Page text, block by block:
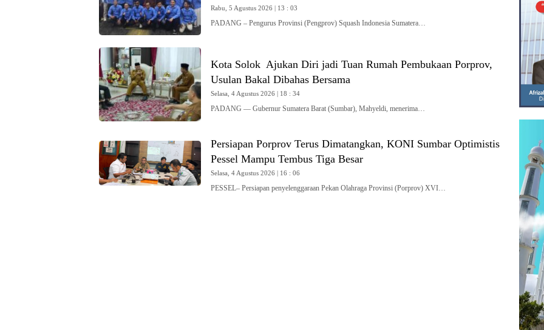
Rabu, 5 Agustus 2026 | 13 : 03
PADANG – Pengurus Provinsi (Pengprov) Squash Indonesia Sumatera…
Kota Solok Ajukan Diri jadi Tuan Rumah Pembukaan Porprov,
Usulan Bakal Dibahas Bersama
Selasa, 4 Agustus 2026 | 18 : 34
PADANG — Gubernur Sumatera Barat (Sumbar), Mahyeldi, menerima…
Persiapan Porprov Terus Dimatangkan, KONI Sumbar Optimistis
Pessel Mampu Tembus Tiga Besar
Selasa, 4 Agustus 2026 | 16 : 06
PESSEL– Persiapan penyelenggaraan Pekan Olahraga Provinsi (Porprov) XVI…